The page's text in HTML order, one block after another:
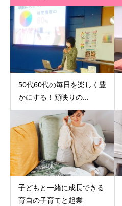
50代60代の毎日を楽しく豊
かにする！顔映りの...
子どもと一緒に成長できる
育自の子育てと起業